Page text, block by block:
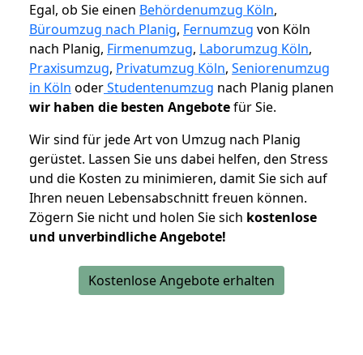
Egal, ob Sie einen Behördenumzug Köln,
Büroumzug nach Planig, Fernumzug von Köln
nach Planig, Firmenumzug, Laborumzug Köln,
Praxisumzug, Privatumzug Köln, Seniorenumzug
in Köln oderStudentenumzug nach Planig planen
wir haben die besten Angebotefür Sie.
Wir sind für jede Art von Umzug nach Planig
gerüstet. Lassen Sie uns dabei helfen, den Stress
und die Kosten zu minimieren, damit Sie sich auf
Ihren neuen Lebensabschnitt freuen können.
Zögern Sie nicht und holen Sie sich kostenlose
und unverbindliche Angebote!
Kostenlose Angebote erhalten